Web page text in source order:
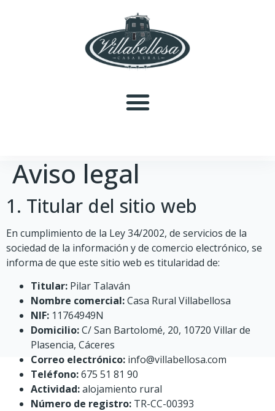
Aviso legal
1. Titular del sitio web
En cumplimiento de la Ley 34/2002, de servicios de la
sociedad de la información y de comercio electrónico, se
informa de que este sitio web es titularidad de:
Titular: Pilar Talaván
Nombre comercial:Casa Rural Villabellosa
NIF: 11764949N
Domicilio:C/ San Bartolomé, 20, 10720 Villar de
Plasencia, Cáceres
Correo electrónico: info@villabellosa.com
Teléfono:675 51 81 90
Actividad:alojamiento rural
Número de registro: TR-CC-00393